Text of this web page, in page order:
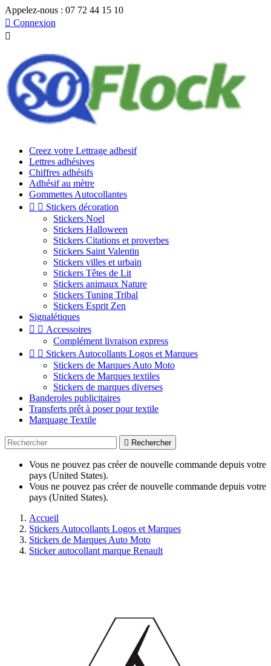
Appelez-nous : 07 72 44 15 10
 Connexion

Creez votre Lettrage adhesif
Lettres adhésives
Chiffres adhésifs
Adhésif au mètre
Gommettes Autocollantes
  Stickers décoration
Stickers Noel
Stickers Halloween
Stickers Citations et proverbes
Stickers Saint Valentin
Stickers villes et urbain
Stickers Têtes de Lit
Stickers animaux Nature
Stickers Tuning Tribal
Stickers Esprit Zen
Signalétiques
  Accessoires
Complément livraison express
  Stickers Autocollants Logos et Marques
Stickers de Marques Auto Moto
Stickers de Marques textiles
Stickers de marques diverses
Banderoles publicitaires
Transferts prêt à poser pour textile
Marquage Textile
 Rechercher
Vous ne pouvez pas créer de nouvelle commande depuis votre
pays (United States).
Vous ne pouvez pas créer de nouvelle commande depuis votre
pays (United States).
Accueil
Stickers Autocollants Logos et Marques
Stickers de Marques Auto Moto
Sticker autocollant marque Renault